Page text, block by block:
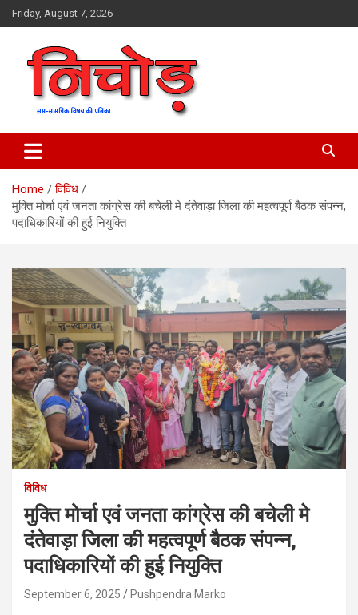
Skip
to
Friday, August 7, 2026
Nichod
Home
विविध
मुक्ति मोर्चा एवं जनता कांग्रेस की बचेली मे दंतेवाड़ा जिला की महत्वपूर्ण बैठक संपन्न,
पदाधिकारियों की हुई नियुक्ति
विविध
मुक्ति मोर्चा एवं जनता कांग्रेस की बचेली मे
दंतेवाड़ा जिला की महत्वपूर्ण बैठक संपन्न,
पदाधिकारियों की हुई नियुक्ति
September 6, 2025 Pushpendra Marko